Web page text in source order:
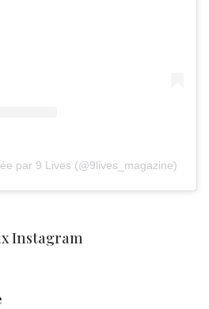
par 9 Lives (@9lives_magazine)
Instagram